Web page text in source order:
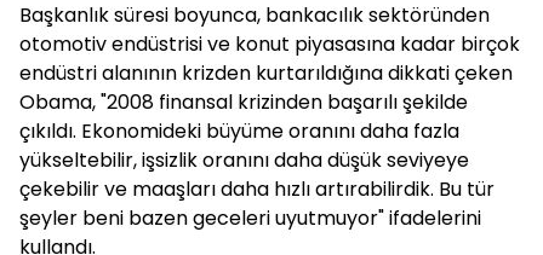
Başkanlık süresi boyunca, bankacılık sektöründen
otomotiv endüstrisi ve konut piyasasına kadar birçok
endüstri alanının krizden kurtarıldığına dikkati çeken
Obama, "2008 finansal krizinden başarılı şekilde
çıkıldı. Ekonomideki büyüme oranını daha fazla
yükseltebilir, işsizlik oranını daha düşük seviyeye
çekebilir ve maaşları daha hızlı artırabilirdik. Bu tür
şeyler beni bazen geceleri uyutmuyor" ifadelerini
kullandı.